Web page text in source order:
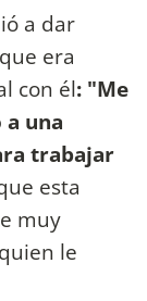
a dar
era
con él: "Me
una
trabajar
esta
muy
le